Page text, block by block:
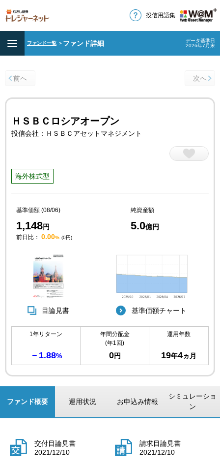
投信用語集
ファンド一覧 ＞ ファンド詳細
データ基準日
2026年7月末
前へ 次へ
ＨＳＢＣロシアオープン
投信会社：ＨＳＢＣアセットマネジメント
海外株式型
基準価額 (08/06)
1,148円
純資産額
5.0億円
前日比： 0.00% (0円)
目論見書 基準価額チャート
1年リターン
－1.88%
年間分配金
(年1回)
0円
運用年数
19年4ヵ月
ファンド概要 運用状況 お申込み情報
シミュレーショ
ン
交付目論見書
2021/12/10
請求目論見書
2021/12/10